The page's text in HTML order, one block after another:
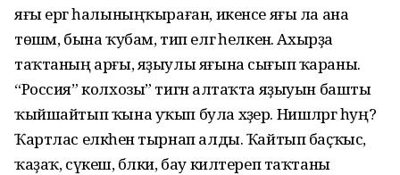
яғы ергә һалыныңҡыраған, икенсе яғы ла ана
төшәм, бына ҡубам, тип елгә һелкенә. Ахырҙа
таҡтаның арғы, яҙыулы яғына сығып ҡараны.
“Россия” колхозы” тигән алтаҡта яҙыуын башты
ҡыйшайтып ҡына уҡып була хәҙер. Нишләргә һуң?
Ҡартлас елкәһен тырнап алды. Ҡайтып баҫҡыс,
ҡаҙаҡ, сүкеш, бәлки, бау килтереп таҡтаны